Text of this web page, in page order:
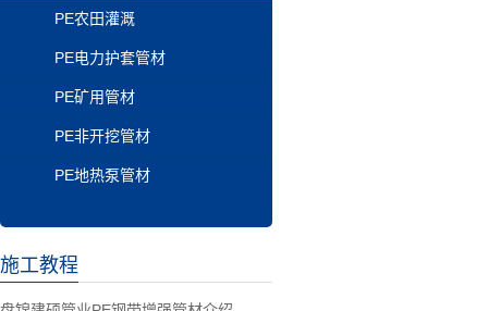
PE农田灌溉
PE电力护套管材
PE矿用管材
PE非开挖管材
PE地热泵管材
施工教程